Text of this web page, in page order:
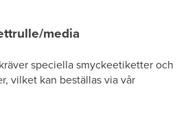
media
speciella smyckeetiketter och
vilket kan beställas via vår